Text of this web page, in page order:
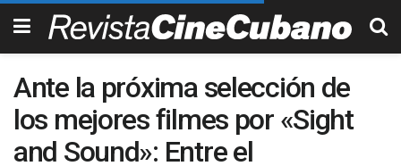
Ante la próxima selección de
los mejores filmes por «Sight
and Sound»: Entre el